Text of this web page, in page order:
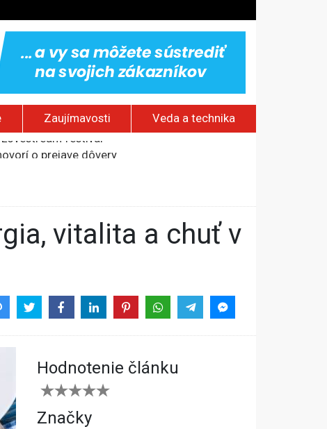
Zaujímavosti Veda a technika
o prejave dôvery
Hodnotenie článku
Značky